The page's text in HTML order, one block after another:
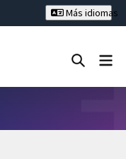
Más idiomas